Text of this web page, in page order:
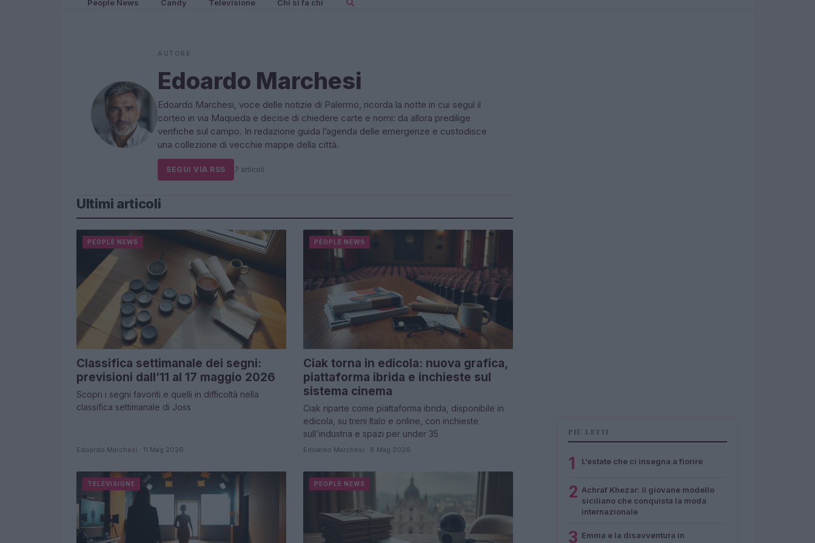
People News Candy Televisione Chi si fa chi
AUTORE
Edoardo Marchesi
Edoardo Marchesi, voce delle notizie di Palermo, ricorda la notte in cui seguì il
corteo in via Maqueda e decise di chiedere carte e nomi: da allora predilige
verifiche sul campo. In redazione guida l’agenda delle emergenze e custodisce
una collezione di vecchie mappe della città.
SEGUI VIA RSS 7 articoli
Ultimi articoli
PEOPLE NEWS
Classifica settimanale dei segni:
previsioni dall’11 al 17 maggio 2026
Scopri i segni favoriti e quelli in difficoltà nella
classifica settimanale di Joss
Edoardo Marchesi · 11 Mag 2026
PEOPLE NEWS
Ciak torna in edicola: nuova grafica,
piattaforma ibrida e inchieste sul
sistema cinema
Ciak riparte come piattaforma ibrida, disponibile in
edicola, su treni Italo e online, con inchieste
sull'industria e spazi per under 35
Edoardo Marchesi · 8 Mag 2026
TELEVISIONE PEOPLE NEWS
PIÙ LETTI
1 L’estate che ci insegna a fiorire
2 Achraf Khezar: il giovane modello
siciliano che conquista la moda
internazionale
3 Emma e la disavventura in